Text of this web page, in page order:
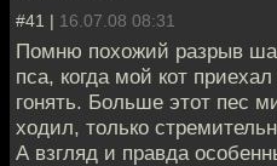
#41 | 16.07.08 08:31
Помню похожий разрыв
пса, когда мой кот
гонять. Больше этот пес
ходил, только
А взгляд и правда